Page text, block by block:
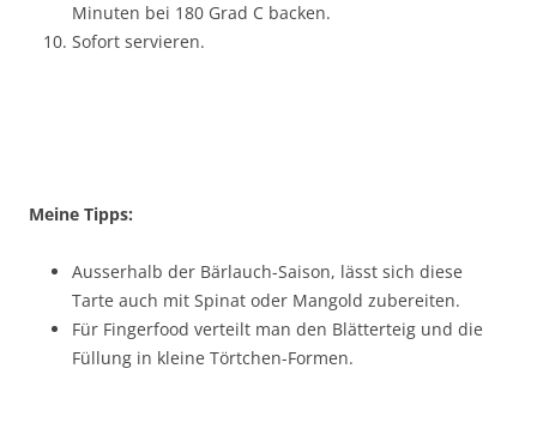
Minuten bei 180 Grad C backen.
Sofort servieren.
Meine Tipps:
Ausserhalb der Bärlauch-Saison, lässt sich diese
Tarte auch mit Spinat oder Mangold zubereiten.
Für Fingerfood verteilt man den Blätterteig und die
Füllung in kleine Törtchen-Formen.